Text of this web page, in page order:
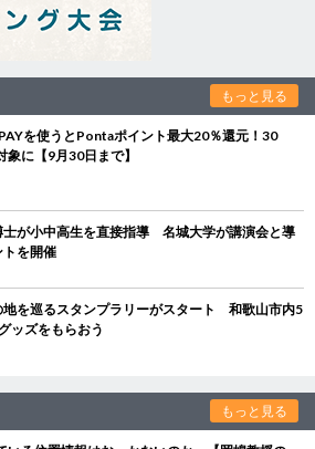
もっと見る
を使うとPontaポイント最大20％還元！30
象に【9月30日まで】
士が小中高生を直接指導 名城大学が講演会と導
トを開催
地を巡るスタンプラリーがスタート 和歌山市内5
ッズをもらおう
もっと見る